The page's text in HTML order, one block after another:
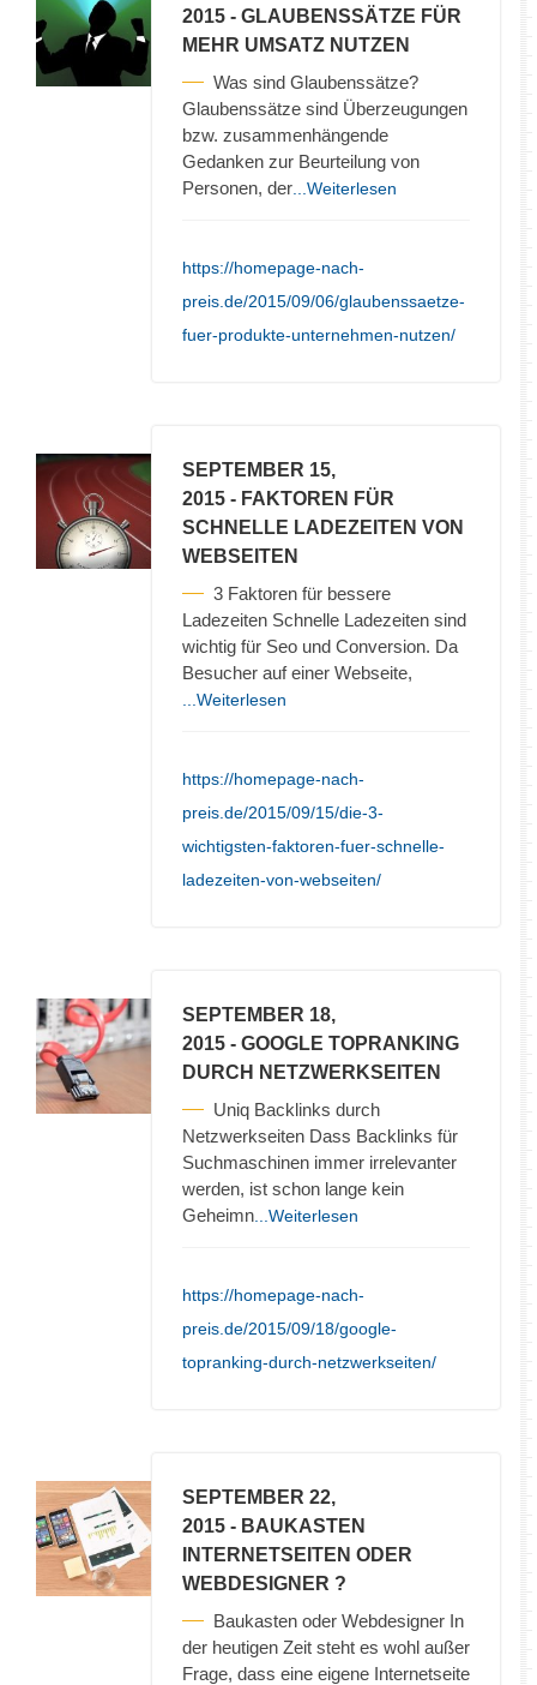
2015 - GLAUBENSSÄTZE FÜR
MEHR UMSATZ NUTZEN
Was sind Glaubenssätze?
Glaubenssätze sind Überzeugungen
bzw. zusammenhängende
Gedanken zur Beurteilung von
Personen, der ...Weiterlesen
https://homepage-nach-
preis.de/2015/09/06/glaubenssaetze-
fuer-produkte-unternehmen-nutzen/
SEPTEMBER 15,
2015 - FAKTOREN FÜR
SCHNELLE LADEZEITEN VON
WEBSEITEN
3 Faktoren für bessere
Ladezeiten Schnelle Ladezeiten sind
wichtig für Seo und Conversion. Da
Besucher auf einer Webseite,
...Weiterlesen
https://homepage-nach-
preis.de/2015/09/15/die-3-
wichtigsten-faktoren-fuer-schnelle-
ladezeiten-von-webseiten/
SEPTEMBER 18,
2015 - GOOGLE TOPRANKING
DURCH NETZWERKSEITEN
Uniq Backlinks durch
Netzwerkseiten Dass Backlinks für
Suchmaschinen immer irrelevanter
werden, ist schon lange kein
Geheimn ...Weiterlesen
https://homepage-nach-
preis.de/2015/09/18/google-
topranking-durch-netzwerkseiten/
SEPTEMBER 22,
2015 - BAUKASTEN
INTERNETSEITEN ODER
WEBDESIGNER ?
Baukasten oder Webdesigner In
der heutigen Zeit steht es wohl außer
Frage, dass eine eigene Internetseite